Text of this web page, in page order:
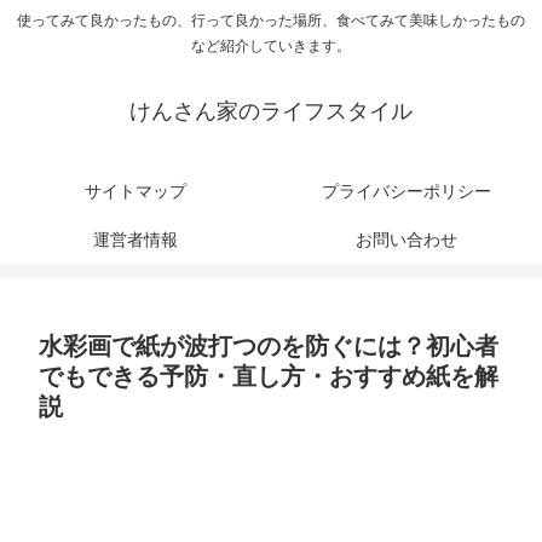
使ってみて良かったもの、行って良かった場所、食べてみて美味しかったもの
など紹介していきます。
けんさん家のライフスタイル
サイトマップ プライバシーポリシー
運営者情報 お問い合わせ
水彩画で紙が波打つのを防ぐには？初心者
でもできる予防・直し方・おすすめ紙を解
説